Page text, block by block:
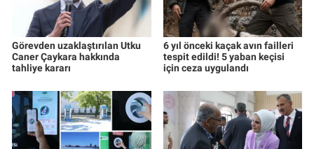
Görevden uzaklaştırılan Utku
Caner Çaykara hakkında
tahliye kararı
6 yıl önceki kaçak avın failleri
tespit edildi! 5 yaban keçisi
için ceza uygulandı